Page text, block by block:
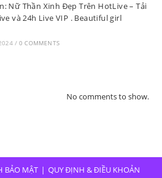
Nữ Thần Xinh Đẹp Trên HotLive – Tải
và 24h Live VIP . Beautiful girl
/ 0 COMMENTS
No comments to show.
BẢO MẬT QUY ĐỊNH & ĐIỀU KHOẢN